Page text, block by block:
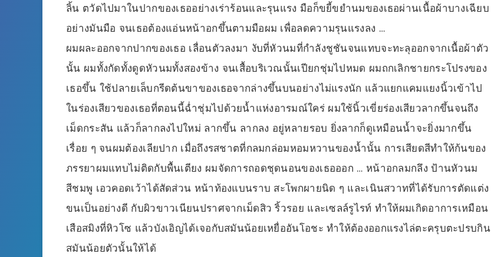
ลิ้น ตวัดไปมาในปากของเธออย่างเร่าร้อนและรุนแรง มือก็ขยี้ขยำนมของเธอผ่านเนื้อผ้าบางเฉียบ
อย่างมันมือ จนเธอต้องแอ่นหน้าอกขึ้นตามมือผม เพื่อลดความรุนแรงลง …
ผมผละออกจากปากของเธอ เลื่อนตัวลงมา งับที่หัวนมที่กำลังชูชันจนแทบจะทะลุออกจากเนื้อผ้าตัว
นั้น ผมทั้งกัดทั้งดูดหัวนมทั้งสองข้าง จนเสื้อบริเวณนั้นเปียกชุ่มไปหมด ผมถกเลิกชายกระโปรงของ
เธอขึ้น ใช้ปลายเล็บกรีดต้นขาของเธอจากล่างขึ้นบนอย่างไม่แรงนัก แล้วแยกแคมแยงนิ้วเข้าไป
ในร่องเสียวของเธอที่ตอนนี้ฉ่ำชุ่มไปด้วยน้ำแห่งอารมณ์ใคร่ ผมใช้นิ้วเขี่ยร่องเสียวลากขึ้นจนถึง
เม็ดกระสัน แล้วก็ลากลงไปใหม่ ลากขึ้น ลากลง อยู่หลายรอบ ยิ่งลากก็ดูเหมือนน้ำจะยิ่งมากขึ้น
เรื่อย ๆ จนผมต้องเลียปาก เมื่อถึงรสชาตที่กลมกล่อมหอมหวานของน้ำนั้น การเสียดสีทำให้ก้นของ
ภรรยาผมแทบไม่ติดกับพื้นเตียง ผมจัดการถอดชุดนอนของเธอออก … หน้าอกลมกลึง ป้านหัวนม
สีชมพู เอวคอดเว้าได้สัดส่วน หน้าท้องแบนราบ สะโพกผายนิด ๆ และเนินสวาทที่ได้รับการตัดแต่ง
ขนเป็นอย่างดี กับผิวขาวเนียนปราศจากเม็ดสิว ริ้วรอย และเซลล์รูไรท์ ทำให้ผมเกิดอาการเหมือน
เสือสมิงที่หิวโซ แล้วบังเอิญได้เจอกับสมันน้อยเหยื่ออันโอชะ ทำให้ต้องออกแรงไล่ตะครุบตะปรบกิน
สมันน้อยตัวนั้นให้ได้